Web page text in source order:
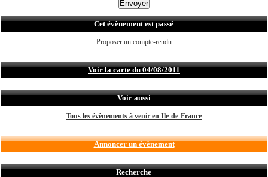
Cet évènement est passé
Proposer un compte-rendu
Voir la carte du 04/08/2011
Voir aussi
Tous les évènements à venir en Ile-de-France
Annoncer un évènement
Recherche